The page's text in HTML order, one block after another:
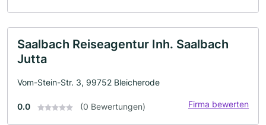
Saalbach Reiseagentur Inh. Saalbach
Jutta
Vom-Stein-Str. 3, 99752 Bleicherode
0.0 (0 Bewertungen) Firma bewerten